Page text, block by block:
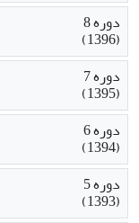
دوره 8
(1396)
دوره 7
(1395)
دوره 6
(1394)
دوره 5
(1393)